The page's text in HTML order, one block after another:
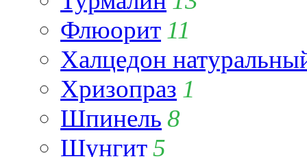
Флюорит 11
Халцедон
Хризопраз 1
Шпинель 8
Шунгит5